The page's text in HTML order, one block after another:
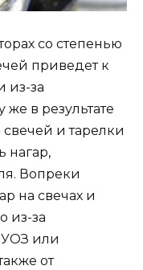
со степенью
приведет к
из-за
же в результате
свечей и тарелки
нагар,
Вопреки
на свечах и
из-за
УОЗ или
от